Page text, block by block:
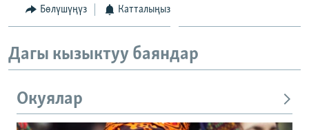
Бөлүшүңүз Катталыңыз
Дагы кызыктуу баяндар
Окуялар